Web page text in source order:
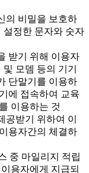
의 비밀을 보호하
설정한 문자와 숫자
받기 위해 이용자
모뎀 등의 기기
단말기를 이용하
에 접속하여 교육
이용하는 것
받기 위하여 이
용자간의 체결하
중 마일리지 적립
용자에게 지급되